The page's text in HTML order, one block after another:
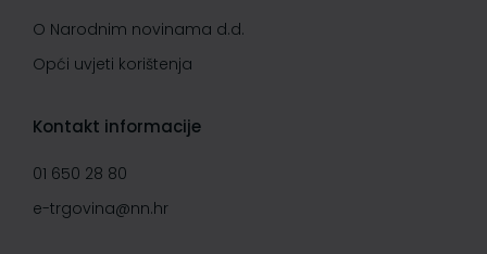
O Narodnim novinama d.d.
Opći uvjeti korištenja
Kontakt informacije
01 650 28 80
e-trgovina@nn.hr